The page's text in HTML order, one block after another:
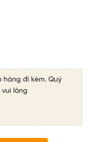
đi kèm. Quý
lòng